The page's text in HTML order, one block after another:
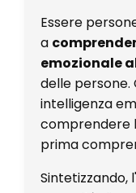
Essere
a
emozionale
delle persone.
intelligenza
comprendere
prima
Sintetizzando,